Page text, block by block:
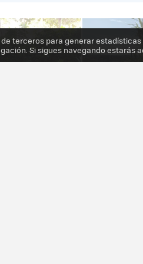
terceros para generar
Si sigues navegando estarás